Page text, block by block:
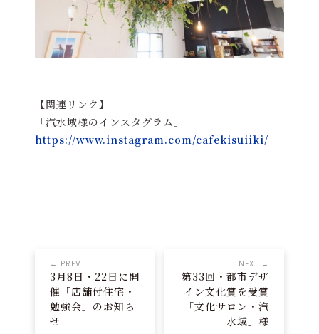
【関連リンク】
「汽水域様のインスタグラム」
https://www.instagram.com/cafekisuiiki/
← PREV
3月8日・22日に開
催「店舗付住宅・
勉強会」のお知ら
せ
NEXT →
第33回・都市デザ
イン文化賞を受賞
「文化サロン・汽
水域」様